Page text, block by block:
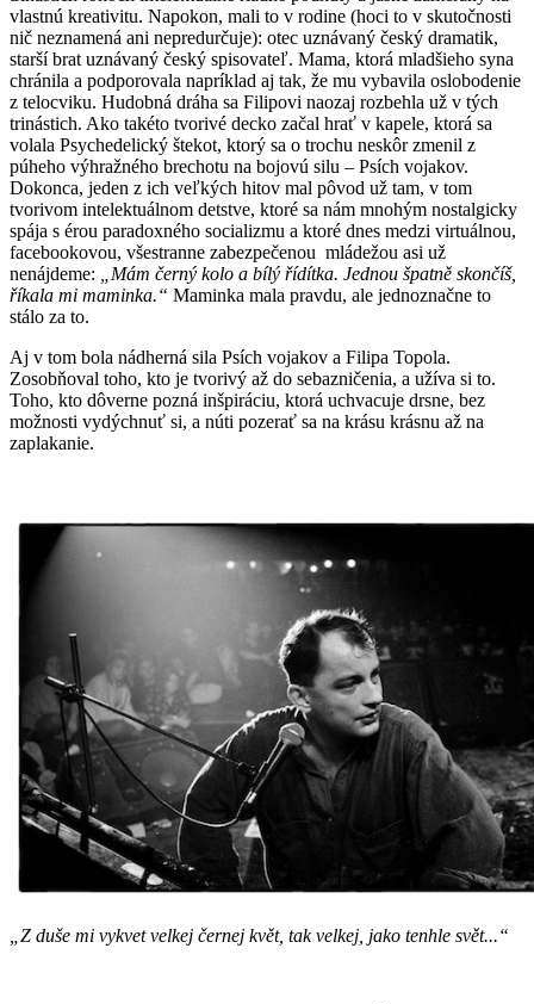
vlastnú kreativitu. Napokon, mali to v rodine (hoci to v skutočnosti
nič neznamená ani nepredurčuje): otec uznávaný český dramatik,
starší brat uznávaný český spisovateľ. Mama, ktorá mladšieho syna
chránila a podporovala napríklad aj tak, že mu vybavila oslobodenie
z telocviku. Hudobná dráha sa Filipovi naozaj rozbehla už v tých
trinástich. Ako takéto tvorivé decko začal hrať v kapele, ktorá sa
volala Psychedelický štekot, ktorý sa o trochu neskôr zmenil z
púheho výhražného brechotu na bojovú silu – Psích vojakov.
Dokonca, jeden z ich veľkých hitov mal pôvod už tam, v tom
tvorivom intelektuálnom detstve, ktoré sa nám mnohým nostalgicky
spája s érou paradoxného socializmu a ktoré dnes medzi virtuálnou,
facebookovou, všestranne zabezpečenou mládežou asi už
nenájdeme:
„Mám černý kolo a bílý řídítka. Jednou špatně skončíš,
říkala mi maminka.“ Maminka mala pravdu, ale jednoznačne to
stálo za to.
Aj v tom bola nádherná sila Psích vojakov a Filipa Topola.
Zosobňoval toho, kto je tvorivý až do sebazničenia, a užíva si to.
Toho, kto dôverne pozná inšpiráciu, ktorá uchvacuje drsne, bez
možnosti vydýchnuť si, a núti pozerať sa na krásu krásnu až na
zaplakanie.
„Z duše mi vykvet velkej černej květ, tak velkej, jako tenhle svět...“